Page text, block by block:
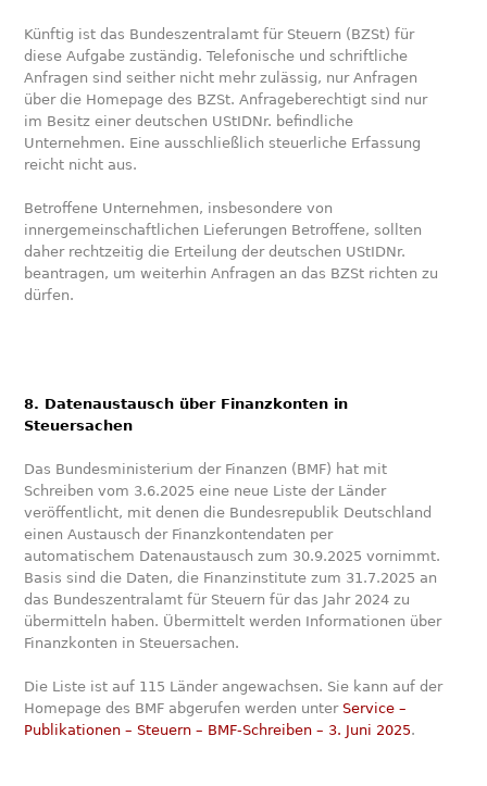
Künftig ist das Bundeszentralamt für Steuern (BZSt) für
diese Aufgabe zuständig. Telefonische und schriftliche
Anfragen sind seither nicht mehr zulässig, nur Anfragen
über die Homepage des BZSt. Anfrageberechtigt sind nur
im Besitz einer deutschen UStIDNr. befindliche
Unternehmen. Eine ausschließlich steuerliche Erfassung
reicht nicht aus.
Betroffene Unternehmen, insbesondere von
innergemeinschaftlichen Lieferungen Betroffene, sollten
daher rechtzeitig die Erteilung der deutschen UStIDNr.
beantragen, um weiterhin Anfragen an das BZSt richten zu
dürfen.
8. Datenaustausch über Finanzkonten in
Steuersachen
Das Bundesministerium der Finanzen (BMF) hat mit
Schreiben vom 3.6.2025 eine neue Liste der Länder
veröffentlicht, mit denen die Bundesrepublik Deutschland
einen Austausch der Finanzkontendaten per
automatischem Datenaustausch zum 30.9.2025 vornimmt.
Basis sind die Daten, die Finanzinstitute zum 31.7.2025 an
das Bundeszentralamt für Steuern für das Jahr 2024 zu
übermitteln haben. Übermittelt werden Informationen über
Finanzkonten in Steuersachen.
Die Liste ist auf 115 Länder angewachsen. Sie kann auf der
Homepage des BMF abgerufen werden unterService –
Publikationen – Steuern – BMF-Schreiben – 3. Juni 2025.